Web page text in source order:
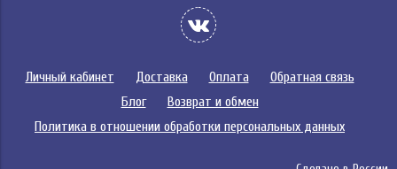
Личный кабинет Доставка Оплата
Обратная связь
Блог
Возврат и обмен
Политика в отношении обработки персональных данных